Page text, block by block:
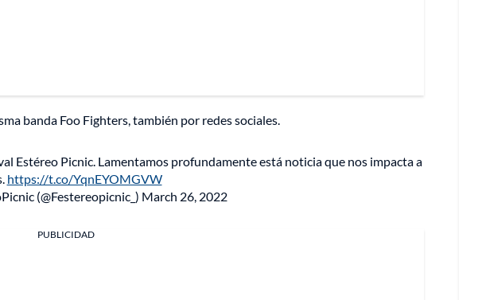
banda Foo Fighters, también por redes sociales.
Estéreo Picnic. Lamentamos profundamente está noticia que nos impacta a
https://t.co/YqnEYOMGVW
(@Festereopicnic_) March 26, 2022
PUBLICIDAD